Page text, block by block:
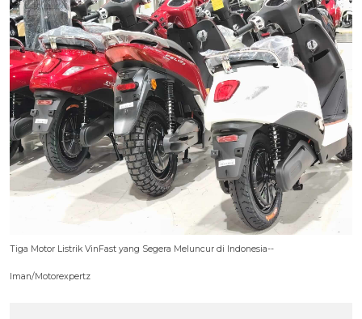
Tiga Motor Listrik VinFast yang Segera Meluncur di Indonesia--
Iman/Motorexpertz